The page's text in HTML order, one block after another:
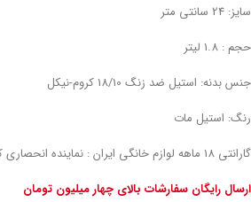
سایز: 24 سانتی متر
حجم : 1.8 لیتر
جنس بدنه: استیل ضد زنگ 18/10 کروم-نیکل
رنگ: استیل مات
گارانتی 18 ماهه لوازم خانگی ایران : نماینده انحصاری کرکماز در ایران
ارسال رایگان سفارشات بالای چهار میلیون تومان